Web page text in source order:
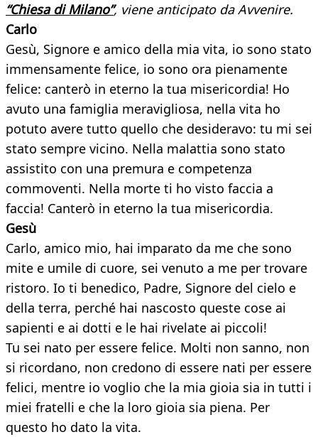
“Chiesa di Milano”, viene anticipato da Avvenire.
Carlo
Gesù, Signore e amico della mia vita, io sono stato
immensamente felice, io sono ora pienamente
felice: canterò in eterno la tua misericordia! Ho
avuto una famiglia meravigliosa, nella vita ho
potuto avere tutto quello che desideravo: tu mi sei
stato sempre vicino. Nella malattia sono stato
assistito con una premura e competenza
commoventi. Nella morte ti ho visto faccia a
faccia! Canterò in eterno la tua misericordia.
Gesù
Carlo, amico mio, hai imparato da me che sono
mite e umile di cuore, sei venuto a me per trovare
ristoro. Io ti benedico, Padre, Signore del cielo e
della terra, perché hai nascosto queste cose ai
sapienti e ai dotti e le hai rivelate ai piccoli!
Tu sei nato per essere felice. Molti non sanno, non
si ricordano, non credono di essere nati per essere
felici, mentre io voglio che la mia gioia sia in tutti i
miei fratelli e che la loro gioia sia piena. Per
questo ho dato la vita.